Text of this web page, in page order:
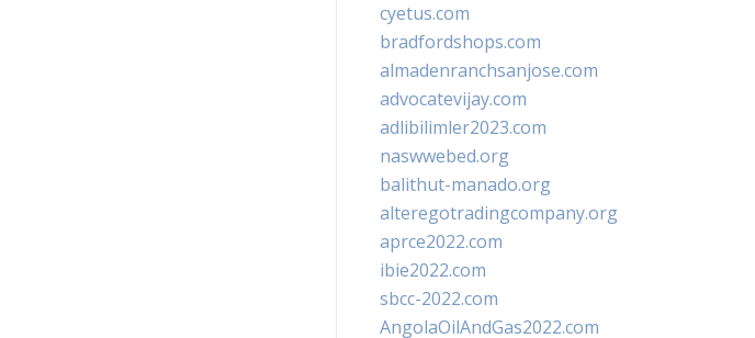
cyetus.com
bradfordshops.com
almadenranchsanjose.com
advocatevijay.com
adlibilimler2023.com
naswwebed.org
balithut-manado.org
alteregotradingcompany.org
aprce2022.com
ibie2022.com
sbcc-2022.com
AngolaOilAndGas2022.com